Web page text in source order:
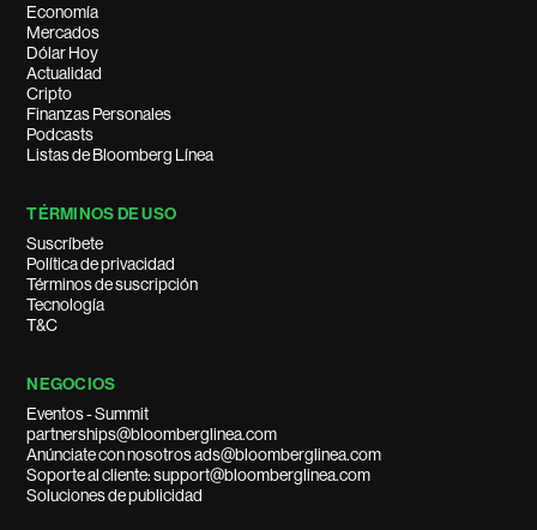
Economía
Mercados
Dólar Hoy
Actualidad
Cripto
Finanzas Personales
Podcasts
Listas de Bloomberg Línea
TÉRMINOS DE USO
Suscríbete
Política de privacidad
Términos de suscripción
Tecnología
T&C
NEGOCIOS
Eventos - Summit
partnerships@bloomberglinea.com
Anúnciate con nosotros ads@bloomberglinea.com
Soporte al cliente: support@bloomberglinea.com
Soluciones de publicidad